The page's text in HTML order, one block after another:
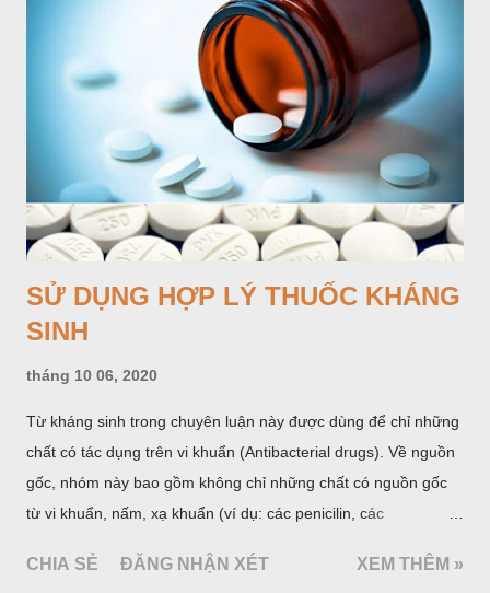
SỬ DỤNG HỢP LÝ THUỐC KHÁNG
SINH
tháng 10 06, 2020
Từ kháng sinh trong chuyên luận này được dùng để chỉ những
chất có tác dụng trên vi khuẩn (Antibacterial drugs). Về nguồn
gốc, nhóm này bao gồm không chỉ những chất có nguồn gốc
từ vi khuẩn, nấm, xạ khuẩn (ví dụ: các penicilin, các
mà cả những chất có nguồn gốc hoàn toàn do tổng hợp hóa
CHIA SẺ ĐĂNG NHẬN XÉT XEM THÊM »